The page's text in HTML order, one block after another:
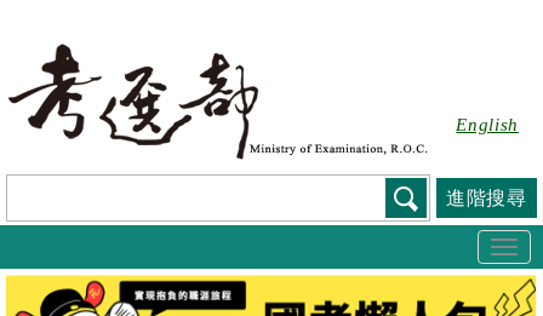
要
容
English
進階搜尋
:::